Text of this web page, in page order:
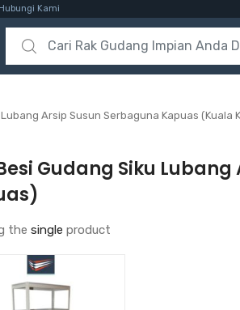
Hubungi Kami
Search for:
Arsip Susun Serbaguna Kapuas (Kuala
Gudang Siku
the single product